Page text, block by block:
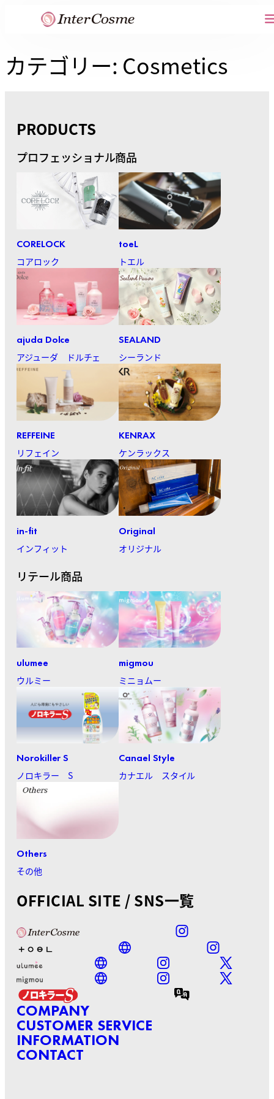
ス
キ
カテゴリー: Cosmetics
PRODUCTS
プロフェッショナル商品
CORELOCK
コアロック
toeL
トエル
ajuda Dolce
アジューダ ドルチェ
SEALAND
シーランド
REFFEINE
リフェイン
KENRAX
ケンラックス
in-fit
インフィット
Original
オリジナル
リテール商品
ulumee
ウルミー
migmou
ミニョムー
Norokiller S
ノロキラー S
Canael Style
カナエル スタイル
Others
その他
OFFICIAL SITE / SNS一覧
COMPANY
CUSTOMER SERVICE
INFORMATION
CONTACT